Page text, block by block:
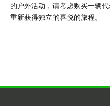
的户外活动，请考虑购买一辆
重新获得独立的喜悦的旅程。